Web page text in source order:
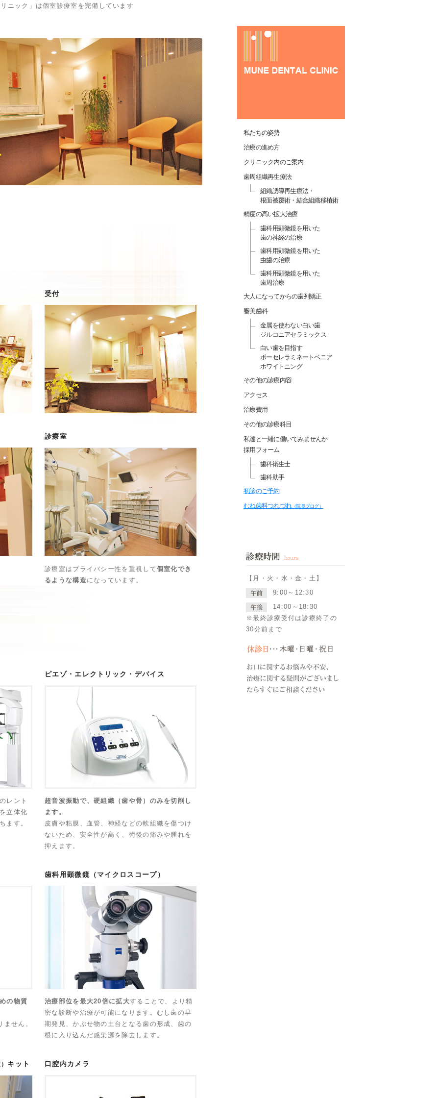
ニック」は個室診療室を完備しています
私たちの姿勢
治療の進め方
クリニック内のご案内
歯周組織再生療法
組織誘導再生療法・
根面被覆術・結合組織移植術
精度の高い拡大治療
歯科用顕微鏡を用いた
歯の神経の治療
歯科用顕微鏡を用いた
虫歯の治療
歯科用顕微鏡を用いた
歯周治療
大人になってからの歯列矯正
審美歯科
金属を使わない白い歯
ジルコニアセラミックス
白い歯を目指す
ポーセレラミネートベニア
ホワイトニング
その他の診療内容
アクセス
治療費用
その他の診療科目
私達と一緒に働いてみませんか
採用フォーム
歯科衛生士
歯科助手
初診のご予約
むね歯科つれづれ（院長ブログ）
【月・火・水・金・土】
9:00～12:30
14:00～18:30
※最終診療受付は診療終了の
30分前まで
受付
診療室
診療室はプライバシー性を重視して個室化でき
るような構造になっています。
レント
立体化
ます。
ピエゾ・エレクトリック・デバイス
超音波振動で、硬組織（歯や骨）のみを切削し
ます。
皮膚や粘膜、血管、神経などの軟組織を傷つけ
ないため、安全性が高く、術後の痛みや腫れを
抑えます。
の物質
せん。
歯科用顕微鏡（マイクロスコープ）
治療部位を最大20倍に拡大することで、より精
密な診断や治療が可能になります。むし歯の早
期発見、かぶせ物の土台となる歯の形成、歯の
根に入り込んだ感染源を除去します。
キット 口腔内カメラ